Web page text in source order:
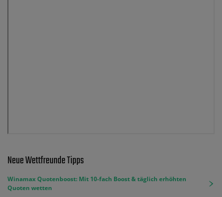
Neue Wettfreunde Tipps
Winamax Quotenboost: Mit 10-fach Boost & täglich erhöhten
Quoten wetten